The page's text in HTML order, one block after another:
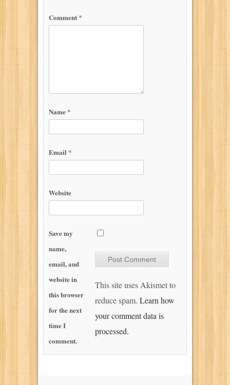
Comment *
Name *
Email *
Website
Save my
name,
email, and
website in
this browser
for the next
time I
comment.
This site uses Akismet to
reduce spam. Learn how
your comment data is
processed.